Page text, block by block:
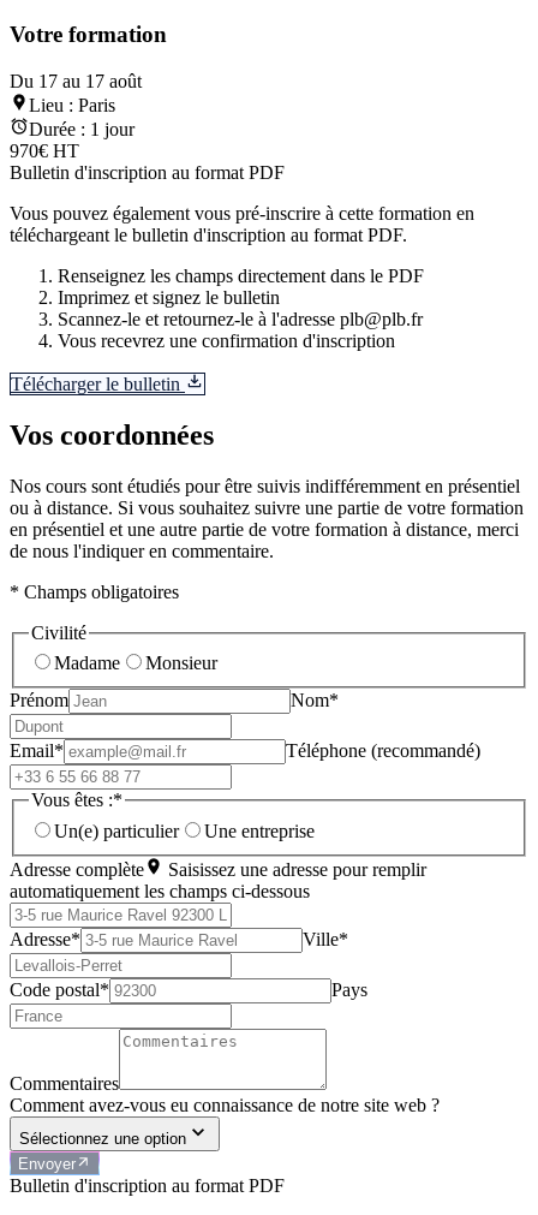
Votre formation
Du 17 au 17 août
Lieu : Paris
Durée : 1 jour
970€ HT
Bulletin d'inscription au format PDF
Vous pouvez également vous pré-inscrire à cette formation en
téléchargeant le bulletin d'inscription au format PDF.
Renseignez les champs directement dans le PDF
Imprimez et signez le bulletin
Scannez-le et retournez-le à l'adresse plb@plb.fr
Vous recevrez une confirmation d'inscription
Télécharger le bulletin
Vos coordonnées
Nos cours sont étudiés pour être suivis indifféremment en présentiel
ou à distance. Si vous souhaitez suivre une partie de votre formation
en présentiel et une autre partie de votre formation à distance, merci
de nous l'indiquer en commentaire.
* Champs obligatoires
Civilité
Madame
Monsieur
Prénom
Nom*
Email* Téléphone (recommandé)
Vous êtes :*
Un(e) particulier
Une entreprise
Adresse complète
Saisissez une adresse pour remplir
automatiquement les champs ci-dessous
Adresse* Ville*
Code postal* Pays
Commentaires
Comment avez-vous eu connaissance de notre site web ?
Sélectionnez une option
Envoyer
Bulletin d'inscription au format PDF